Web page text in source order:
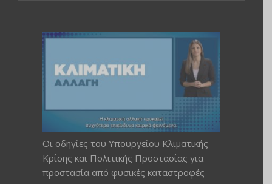
Οι οδηγίες του Υπουργείου Κλιματικής
Κρίσης και Πολιτικής Προστασίας για
προστασία από φυσικές καταστροφές